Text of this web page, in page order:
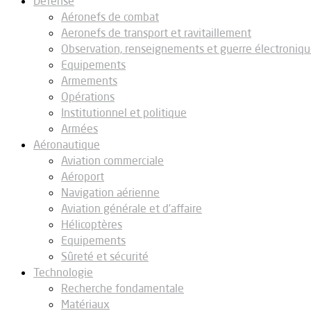
Aéronefs de combat
Aeronefs de transport et ravitaillement
Observation, renseignements et guerre
Equipements
Armements
Opérations
Institutionnel et politique
Armées
Aéronautique
Aviation commerciale
Aéroport
Navigation aérienne
Aviation générale et d’affaire
Hélicoptères
Equipements
Sûreté et sécurité
Technologie
Recherche fondamentale
Matériaux